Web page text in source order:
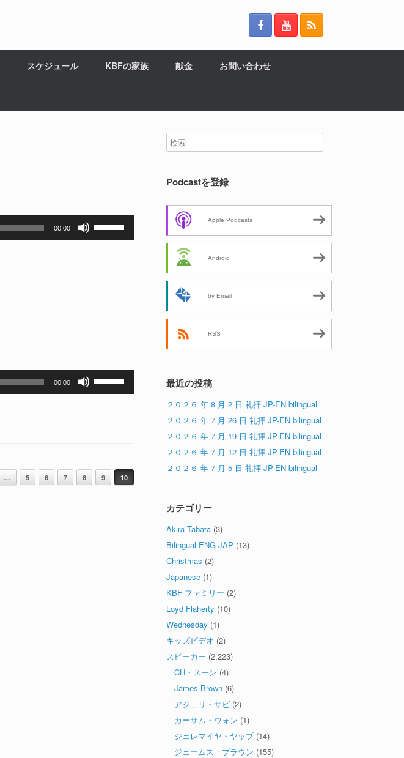
スケジュール KBFの家族 献金 お問い合わせ
00:00
下
矢
っ
て
00:00
に
… 5 6 7 8 9 10
Podcastを登録
Apple Podcasts
Android
by Email
RSS
最近の投稿
２０２６ 年 8 月 2 日 礼拝 JP-EN bilingual
２０２６ 年 7 月 26 日 礼拝 JP-EN bilingual
２０２６ 年 7 月 19 日 礼拝 JP-EN bilingual
２０２６ 年 7 月 12 日 礼拝 JP-EN bilingual
２０２６ 年 7 月 5 日 礼拝 JP-EN bilingual
カテゴリー
Akira Tabata (3)
Bilingual ENG-JAP (13)
Christmas (2)
Japanese (1)
KBF ファミリー (2)
Loyd Flaherty (10)
Wednesday (1)
キッズビデオ (2)
スピーカー (2,223)
CH・スーン (4)
James Brown (6)
アジェリ・サビ (2)
カーサム・ウォン (1)
ジェレマイヤ・ヤップ(14)
ジェームス・ブラウン (155)